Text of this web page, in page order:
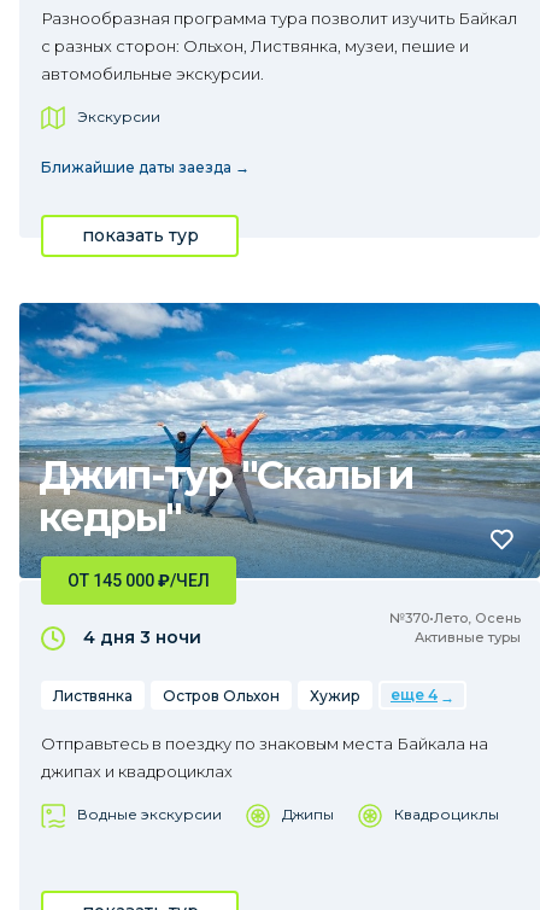
Разнообразная программа тура позволит изучить Байкал
с разных сторон: Ольхон, Листвянка, музеи, пешие и
автомобильные экскурсии.
Экскурсии
Ближайшие даты заезда →
показать тур
Джип-тур "Скалы и
кедры"
№370•Лето, Осень
Активные туры
ОТ 145 000₽/ЧЕЛ
4 дня 3 ночи
Листвянка Остров Ольхон Хужир еще 4
Отправьтесь в поездку по знаковым места Байкала на
джипах и квадроциклах
Водные экскурсии Джипы Квадроциклы